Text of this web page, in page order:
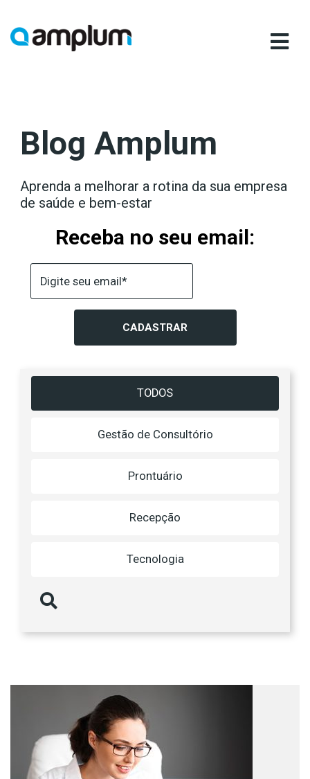
para
Blog Amplum
Aprenda a melhorar a rotina da sua empresa
de saúde e bem-estar
Receba no seu email:
CADASTRAR
TODOS
Gestão de Consultório
Prontuário
Recepção
Tecnologia